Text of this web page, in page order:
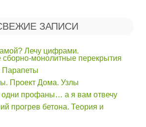
ЗАПИСИ
Лечу цифрами.
сборно-монолитные перекрытия
Парапеты
Проект Дома. Узлы
одни профаны… а я вам отвечу
прогрев бетона. Теория и